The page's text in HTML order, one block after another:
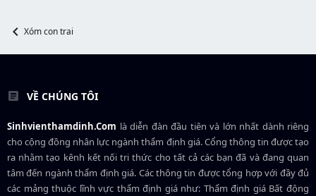
Xóm con trai
VỀ CHÚNG TÔI
Sinhvienthamdinh.Com là diễn đàn đầu tiên và lớn nhất dành riêng
cho cộng đồng nhân lực ngànhthẩm định giá. Cổng thông tin được tạo
ra nhằm tạo kênh kết nối tri thức cho tất cả các bạn đã và đang quan
tâm đến ngành thẩm định giá. Các thông tin được tổng hợp với đầy đủ
các mảng thuộc lĩnh vực thẩm định giá như: Thẩm định giá Bất động